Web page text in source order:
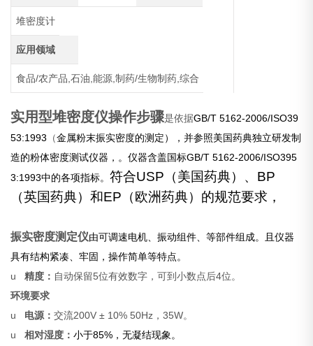
堆密度计
应用领域
食品/农产品,石油,能源,制药/生物制药,综合
实用型堆密度仪操作步骤是依据GB/T 5162-2006/ISO39
53:1993 （金属粉末振实密度的测定），并参照美国药典独立研发制
造的粉体密度测试仪器，。仪器含盖国标GB/T 5162-2006/ISO395
3:1993中的各项指标。符合USP （美国药典） 、 BP
（英国药典）和EP （欧洲药典） 的规范要求，
振实密度测定仪由可调速电机、振动组件、等部件组成。且仪器
具有结构紧凑、牢固，操作简单等特点。
u精度： 自动保留5位有效数字，可到小数点后4位。
环境要求
u 电源：交流200V ± 10% 50Hz，35W。
u相对湿度：小于85%，无凝结现象。